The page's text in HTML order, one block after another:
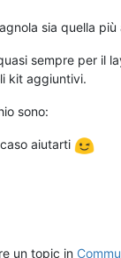
sia quella
sempre per il
kit aggiuntivi.
sono:
aiutarti
un topic in